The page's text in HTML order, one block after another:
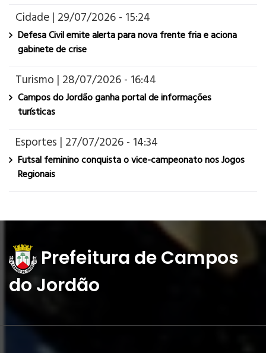
Cidade | 29/07/2026 - 15:24
Defesa Civil emite alerta para nova frente fria e aciona
gabinete de crise
Turismo | 28/07/2026 - 16:44
Campos do Jordão ganha portal de informações
turísticas
Esportes | 27/07/2026 - 14:34
Futsal feminino conquista o vice-campeonato nos Jogos
Regionais
Prefeitura de Campos
do Jordão